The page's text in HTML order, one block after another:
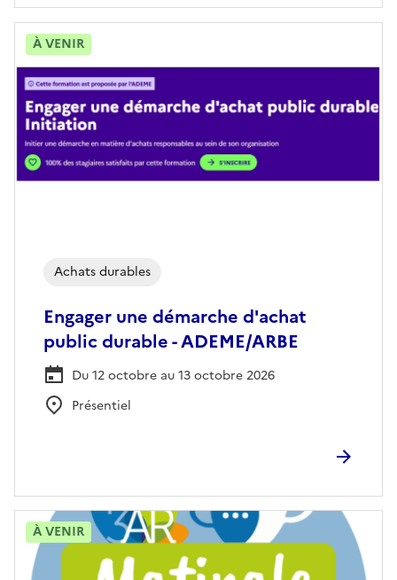
Engager une démarche d'achat
public durable - ADEME/ARBE
Du 12 octobre au 13 octobre 2026
Présentiel
Achats durables
À VENIR
À VENIR